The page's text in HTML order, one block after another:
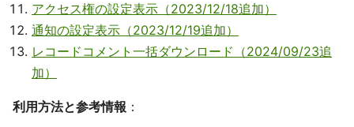
アクセス権の設定表示（2023/12/18追加）
通知の設定表示（2023/12/19追加）
レコードコメント一括ダウンロード（2024/09/23追
加）
利用方法と参考情報 ：